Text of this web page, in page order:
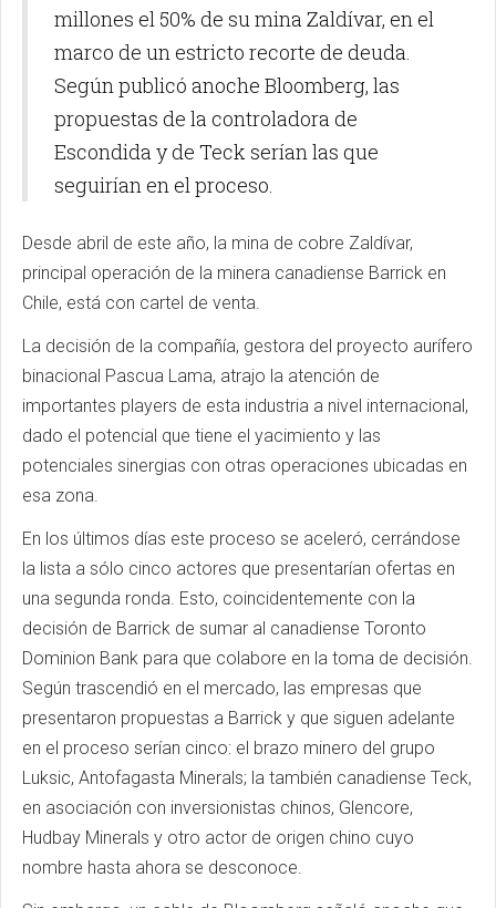
millones el 50% de su mina Zaldívar, en el
marco de un estricto recorte de deuda.
Según publicó anoche Bloomberg, las
propuestas de la controladora de
Escondida y de Teck serían las que
seguirían en el proceso.
Desde abril de este año, la mina de cobre Zaldívar,
principal operación de la minera canadiense Barrick en
Chile, está con cartel de venta.
La decisión de la compañía, gestora del proyecto aurífero
binacional Pascua Lama, atrajo la atención de
importantes players de esta industria a nivel internacional,
dado el potencial que tiene el yacimiento y las
potenciales sinergias con otras operaciones ubicadas en
esa zona.
En los últimos días este proceso se aceleró, cerrándose
la lista a sólo cinco actores que presentarían ofertas en
una segunda ronda. Esto, coincidentemente con la
decisión de Barrick de sumar al canadiense Toronto
Dominion Bank para que colabore en la toma de decisión.
Según trascendió en el mercado, las empresas que
presentaron propuestas a Barrick y que siguen adelante
en el proceso serían cinco: el brazo minero del grupo
Luksic, Antofagasta Minerals; la también canadiense Teck,
en asociación con inversionistas chinos, Glencore,
Hudbay Minerals y otro actor de origen chino cuyo
nombre hasta ahora se desconoce.